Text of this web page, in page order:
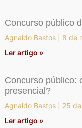
Concurso público
Agnaldo Bastos
8 de
Ler artigo »
Concurso público:
presencial?
Agnaldo Bastos
25
Ler artigo »